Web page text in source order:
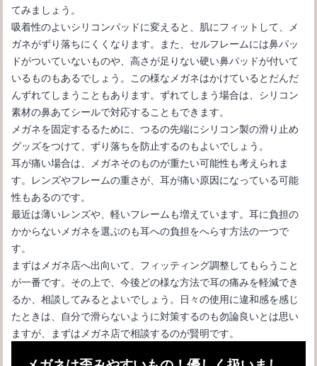
メガネをかけている時にマスクをしても曇らない方法を知りたい
てみましょう。
吸着性のよいシリコンパッドに変えると、肌にフィットして、メ
ガネがずり落ちにくくなります。また、セルフレームには鼻パッ
ドがついていないものや、高さが足りない硬い鼻パッドが付いて
いるものもあるでしょう。この様なメガネはかけているとだんだ
んずれてしまうこともあります。ずれてしまう場合は、シリコン
素材の鼻あてシールで対応することもできます。
メガネを固定するるために、つるの先端にシリコン製の滑り止め
グッズをつけて、ずり落ちを防止するのもよいでしょう。
耳が痛い場合は、メガネそのものが重たい可能性も考えられま
す。レンズやフレームの重さが、耳が痛い原因になっている可能
性もあるのです。
最近は薄いレンズや、軽いフレームも増えています。耳に負担の
かからないメガネを選ぶのも耳への負担をへらす方法の一つで
す。
まずはメガネ店へ出向いて、フィッティング調整してもらうこと
が一番です。その上で、今後どの様な方法で耳の痛みを軽減でき
るか、相談してみるとよいでしょう。日々の使用に違和感を感じ
たときは、自分で滑らないように対策するのも勿論良いとは思い
ますが、まずはメガネ店で相談するのが賢明です。